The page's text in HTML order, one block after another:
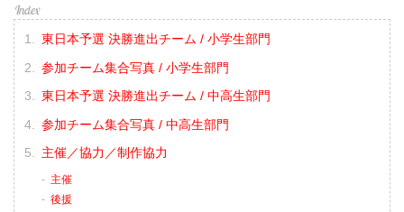
東日本予選 決勝進出チーム / 小学生部門
参加チーム集合写真 / 小学生部門
東日本予選 決勝進出チーム / 中高生部門
参加チーム集合写真 / 中高生部門
主催／協力／制作協力
主催
後援